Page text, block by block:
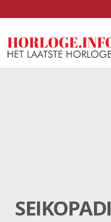
SEIKOPADI